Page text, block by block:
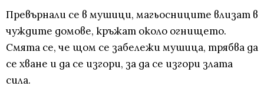
Превърнали се в мушици, магьосниците влизат в
чуждите домове, кръжат около огнището.
Смята се, че щом се забележи мушица, трябва да
се хване и да се изгори, за да се изгори злата
сила.